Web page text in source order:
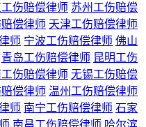
伤赔偿律师 苏州工伤赔偿
偿律师 天津工伤赔偿律师
师 宁波工伤赔偿律师 佛山
青岛工伤赔偿律师 昆明工伤
伤赔偿律师 无锡工伤赔偿
偿律师 温州工伤赔偿律师
师 南宁工伤赔偿律师 石家
南昌工伤赔偿律师 哈尔滨